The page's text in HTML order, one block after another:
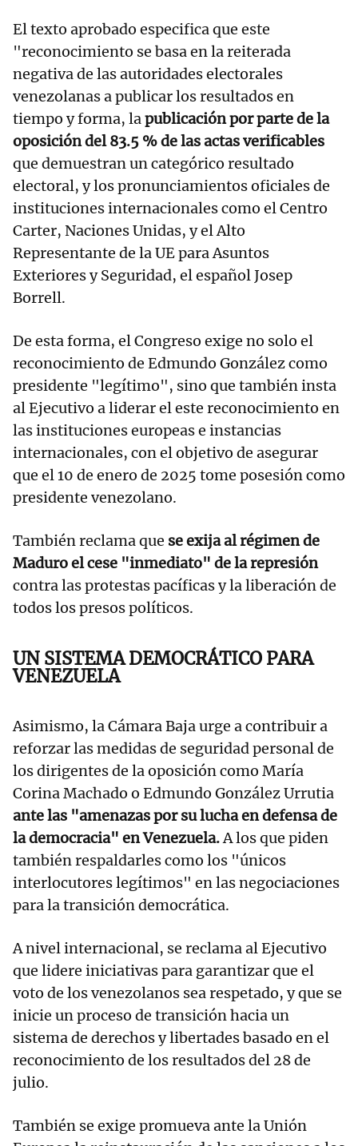
El texto aprobado especifica que este
"reconocimiento se basa en la reiterada
negativa de las autoridades electorales
venezolanas a publicar los resultados en
tiempo y forma, lapublicación por parte de la
oposición del 83.5 % de las actas verificables
que demuestran un categórico resultado
electoral, y los pronunciamientos oficiales de
instituciones internacionales como el Centro
Carter, Naciones Unidas, y el Alto
Representante de la UE para Asuntos
Exteriores y Seguridad, el español Josep
Borrell.
De esta forma, el Congreso exige no solo el
reconocimiento de Edmundo González como
presidente "legítimo", sino que también insta
al Ejecutivo a liderar el este reconocimiento en
las instituciones europeas e instancias
internacionales, con el objetivo de asegurar
que el 10 de enero de 2025 tome posesión como
presidente venezolano.
También reclama que se exija al régimen de
Maduro el cese "inmediato" de la represión
contra las protestas pacíficas y la liberación de
todos los presos políticos.
UN SISTEMA DEMOCRÁTICO PARA
VENEZUELA
Asimismo, la Cámara Baja urge a contribuir a
reforzar las medidas de seguridad personal de
los dirigentes de la oposición como María
Corina Machado o Edmundo González Urrutia
ante las "amenazas por su lucha en defensa de
la democracia" en Venezuela.A los que piden
también respaldarles como los "únicos
interlocutores legítimos" en las negociaciones
para la transición democrática.
A nivel internacional, se reclama al Ejecutivo
que lidere iniciativas para garantizar que el
voto de los venezolanos sea respetado, y que se
inicie un proceso de transición hacia un
sistema de derechos y libertades basado en el
reconocimiento de los resultados del 28 de
julio.
También se exige promueva ante la Unión